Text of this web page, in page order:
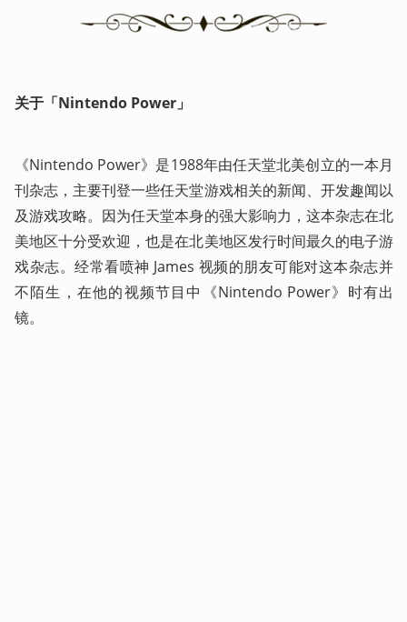
关于「Nintendo Power」
《Nintendo Power》是1988年由任天堂北美创立的一本月
刊杂志，主要刊登一些任天堂游戏相关的新闻、开发趣闻以
及游戏攻略。因为任天堂本身的强大影响力，这本杂志在北
美地区十分受欢迎，也是在北美地区发行时间最久的电子游
戏杂志。经常看喷神 James 视频的朋友可能对这本杂志并
不陌生，在他的视频节目中《Nintendo Power》时有出
镜。